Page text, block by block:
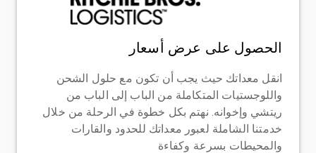
الحصول على عرض أسعار
انقل معداتك حيث يجب أن تكون مع حلول الشحن
واللوجستيات المتكاملة من الباب إلى الباب من
ريتشي وإخوانه. نهتم بكل خطوة في الرحلة من خلال
خدمتنا الشاملة لعبور معداتك للحدود والقارات
والمحيطات بسرعة وكفاءة